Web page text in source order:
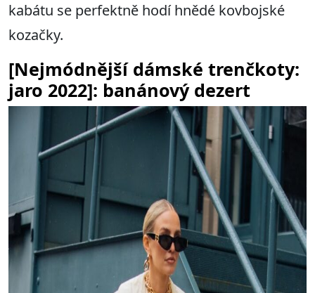
kabátu se perfektně hodí hnědé kovbojské
kozačky.
[Nejmódnější dámské trenčkoty:
jaro 2022]: banánový dezert